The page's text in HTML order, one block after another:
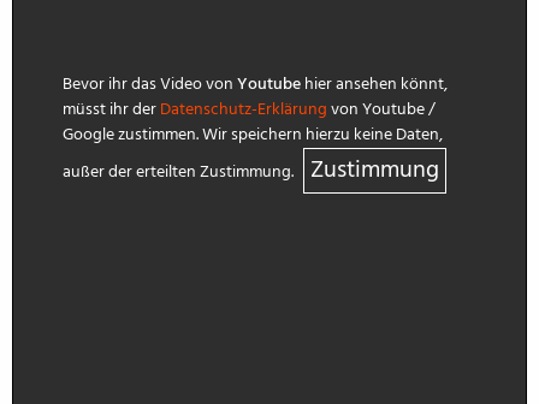
Bevor ihr das Video vonYoutubehier ansehen könnt,
müsst ihr derDatenschutz-Erklärungvon Youtube /
Google zustimmen. Wir speichern hierzu keine Daten,
außer der erteilten Zustimmung.
Zustimmung